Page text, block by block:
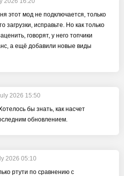
этот мод не подключается, только
загрузки, исправьте. Но как только
говорят, у него топчики
а ещё добавили новые виды
2026 15:50
бы знать, как насчет
обновлением.
2026 05:10
ртути по сравнению с